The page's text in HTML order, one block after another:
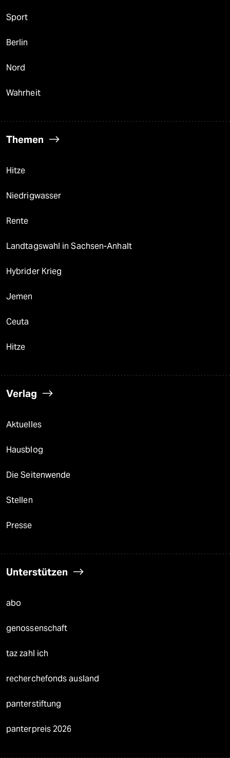
Sport
Berlin
Nord
Wahrheit
Themen
Hitze
Niedrigwasser
Rente
Landtagswahl in Sachsen-Anhalt
Hybrider Krieg
Jemen
Ceuta
Hitze
Verlag
Aktuelles
Hausblog
Die Seitenwende
Stellen
Presse
Unterstützen
abo
genossenschaft
taz zahl ich
recherchefonds ausland
panterstiftung
panterpreis 2026